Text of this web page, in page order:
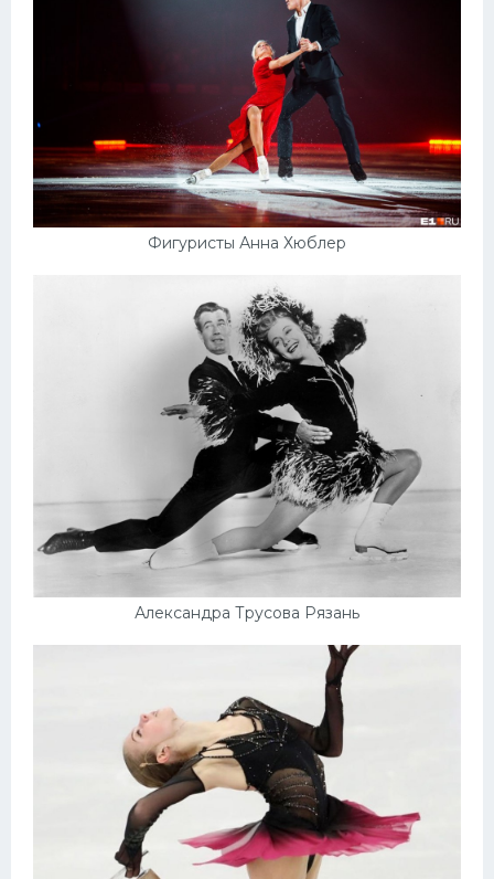
Фигуристы Анна Хюблер
Александра Трусова Рязань